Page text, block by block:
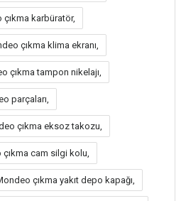
karbüratör,
çıkma klima ekranı,
çıkma tampon nikelajı,
parçaları,
çıkma eksoz takozu,
çıkma cam silgi kolu,
çıkma yakıt depo kapağı,